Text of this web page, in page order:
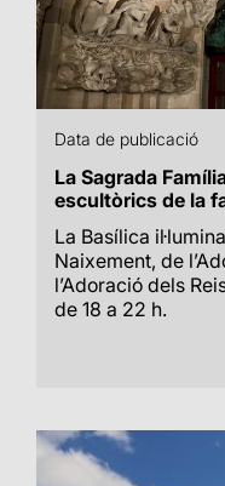
Data de publicació
La Sagrada
escultòrics de la
La Basílica
Naixement, de
l’Adoració dels
de 18 a 22 h.